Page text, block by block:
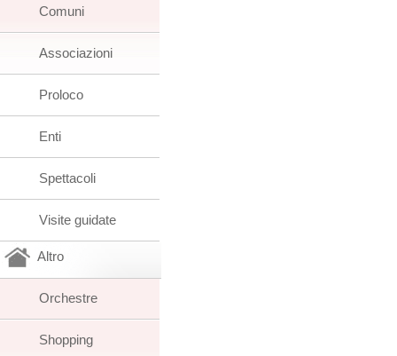
Comuni
Associazioni
Proloco
Enti
Spettacoli
Visite guidate
Altro
Orchestre
Shopping